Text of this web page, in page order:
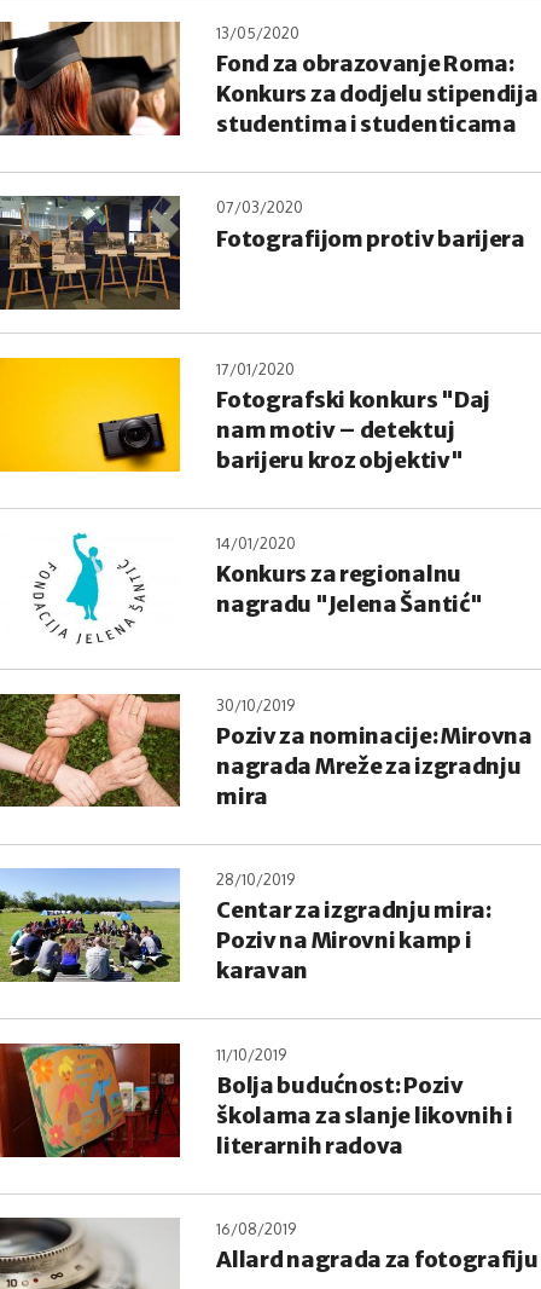
13/05/2020
Fond za obrazovanje Roma:
Konkurs za dodjelu stipendija
studentima i studenticama
07/03/2020
Fotografijom protiv barijera
17/01/2020
Fotografski konkurs "Daj
nam motiv – detektuj
barijeru kroz objektiv"
14/01/2020
Konkurs za regionalnu
nagradu "Jelena Šantić"
30/10/2019
Poziv za nominacije: Mirovna
nagrada Mreže za izgradnju
mira
28/10/2019
Centar za izgradnju mira:
Poziv na Mirovni kamp i
karavan
11/10/2019
Bolja budućnost: Poziv
školama za slanje likovnih i
literarnih radova
16/08/2019
Allard nagrada za fotografiju